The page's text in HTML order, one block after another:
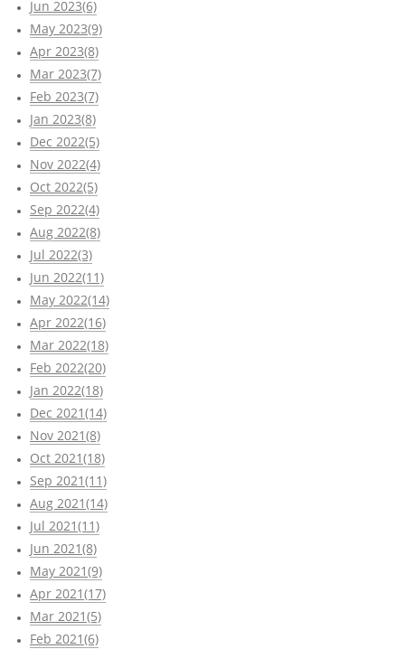
Jun 2023(6)
May 2023(9)
Apr 2023(8)
Mar 2023(7)
Feb 2023(7)
Jan 2023(8)
Dec 2022(5)
Nov 2022(4)
Oct 2022(5)
Sep 2022(4)
Aug 2022(8)
Jul 2022(3)
Jun 2022(11)
May 2022(14)
Apr 2022(16)
Mar 2022(18)
Feb 2022(20)
Jan 2022(18)
Dec 2021(14)
Nov 2021(8)
Oct 2021(18)
Sep 2021(11)
Aug 2021(14)
Jul 2021(11)
Jun 2021(8)
May 2021(9)
Apr 2021(17)
Mar 2021(5)
Feb 2021(6)